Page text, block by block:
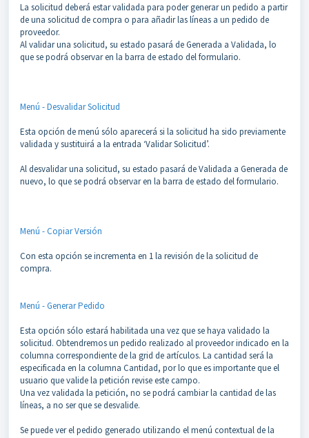
La solicitud deberá estar validada para poder generar un pedido a partir
de una solicitud de compra o para añadir las líneas a un pedido de
proveedor.
Al validar una solicitud, su estado pasará de Generada a Validada, lo
que se podrá observar en la barra de estado del formulario.
Menú - Desvalidar Solicitud
Esta opción de menú sólo aparecerá si la solicitud ha sido previamente
validada y sustituirá a la entrada ‘Validar Solicitud’.
Al desvalidar una solicitud, su estado pasará de Validada a Generada de
nuevo, lo que se podrá observar en la barra de estado del formulario.
Menú - Copiar Versión
Con esta opción se incrementa en 1 la revisión de la solicitud de
compra.
Menú - Generar Pedido
Esta opción sólo estará habilitada una vez que se haya validado la
solicitud. Obtendremos un pedido realizado al proveedor indicado en la
columna correspondiente de la grid de artículos. La cantidad será la
especificada en la columna Cantidad, por lo que es importante que el
usuario que valide la petición revise este campo.
Una vez validada la petición, no se podrá cambiar la cantidad de las
líneas, a no ser que se desvalide.
Se puede ver el pedido generado utilizando el menú contextual de la